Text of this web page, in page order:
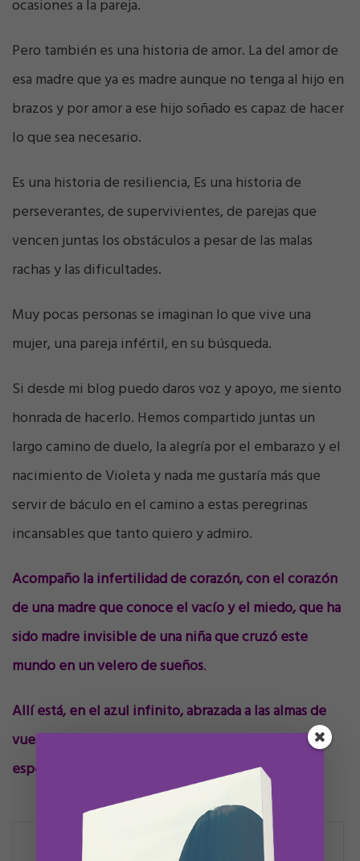
ocasiones a la pareja.
Pero también es una historia de amor. La del amor de
esa madre que ya es madre aunque no tenga al hijo en
brazos y por amor a ese hijo soñado es capaz de hacer
lo que sea necesario.
Es una historia de resiliencia, Es una historia de
perseverantes, de supervivientes, de parejas que
vencen juntas los obstáculos a pesar de las malas
rachas y las dificultades.
Muy pocas personas se imaginan lo que vive una
mujer, una pareja infértil, en su búsqueda.
Si desde mi blog puedo daros voz y apoyo, me siento
honrada de hacerlo. Hemos compartido juntas un
largo camino de duelo, la alegría por el embarazo y el
nacimiento de Violeta y nada me gustaría más que
servir de báculo en el camino a estas peregrinas
incansables que tanto quiero y admiro.
Acompaño la infertilidad de corazón, con el corazón
de una madre que conoce el vacío y el miedo, que ha
sido madre invisible de una niña que cruzó este
mundo en un velero de sueños.
Allí está, en el azul infinito, abrazada a las almas de
vuestros hijos que están por llegar y que podemos
esperar juntas.
NavegaciónFeliz tercer cumpleaños, Olivia